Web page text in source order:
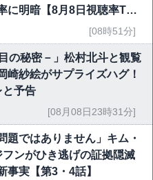
に明暗【8月8日視聴率TO
[08時51分]
の秘密－」松村北斗と観覧
崎紗絵がサプライズハグ！
と予告
[08月08日23時31分]
題ではありません」キム・
ンがひき逃げの証拠隠滅
事実【第3・4話】